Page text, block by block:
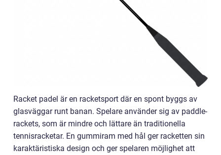
Racket padel är en racketsport där en spont byggs av
glasväggar runt banan. Spelare använder sig av paddle-
rackets, som är mindre och lättare än traditionella
tennisracketar. En gummiram med hål ger racketten sin
karaktäristiska design och ger spelaren möjlighet att